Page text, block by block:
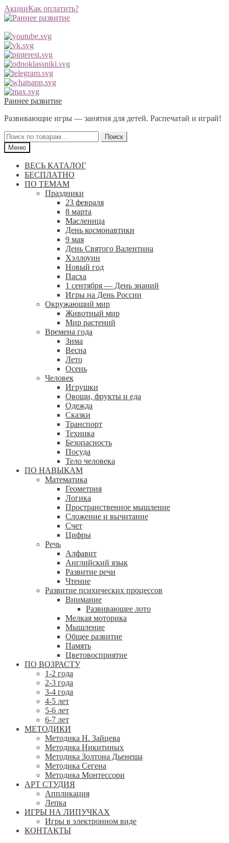
АкцииКак оплатить?
Перейти
навигации
Перейти
содержимому
Раннее развитие
Развивающие игры — занятия для детей. Распечатай и играй!
Искать:
Поиск
Меню
ВЕСЬ КАТАЛОГ
БЕСПЛАТНО
ПО ТЕМАМ
Праздники
23 февраля
8 марта
Масленица
День космонавтики
9 мая
День Святого Валентина
Хэллоуин
Новый год
Пасха
1 сентября — День знаний
Игры на День России
Окружающий мир
Животный мир
Мир растений
Времена года
Зима
Весна
Лето
Осень
Человек
Игрушки
Овощи, фрукты и еда
Одежда
Сказки
Транспорт
Техника
Безопасность
Посуда
Тело человека
ПО НАВЫКАМ
Математика
Геометрия
Логика
Пространственное мышление
Сложение и вычитание
Счет
Цифры
Речь
Алфавит
Английский язык
Развитие речи
Чтение
Развитие психических процессов
Внимание
Развивающее лото
Мелкая моторика
Мышление
Общее развитие
Память
Цветовосприятие
ПО ВОЗРАСТУ
1-2 года
2-3 года
3-4 года
4-5 лет
5-6 лет
6-7 лет
МЕТОДИКИ
Методика Н. Зайцева
Методика Никитиных
Методика Золтона Дьенеша
Методика Сегена
Методика Монтессори
АРТ СТУДИЯ
Аппликация
Лепка
ИГРЫ НА ЛИПУЧКАХ
Игры в электронном виде
КОНТАКТЫ